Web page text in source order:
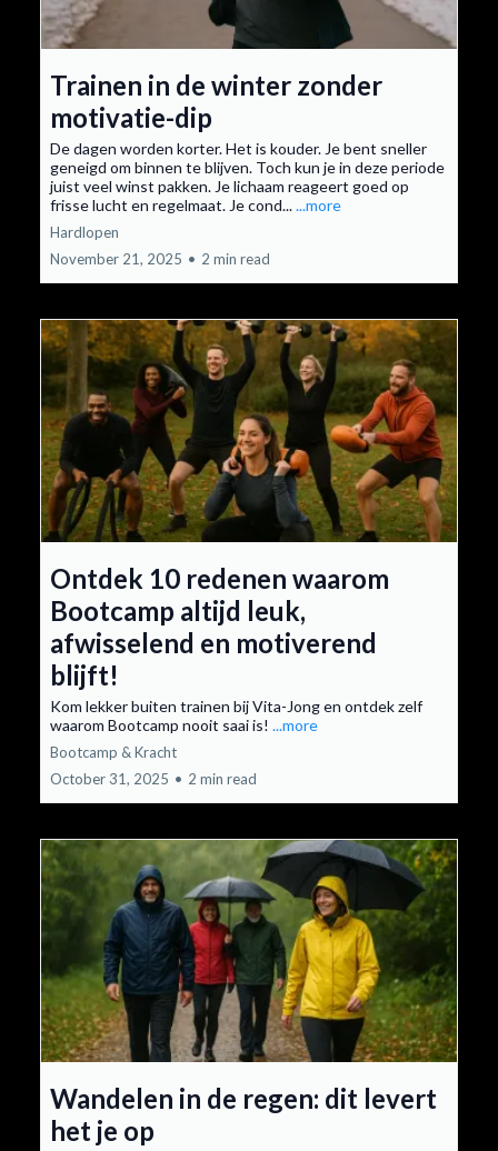
Trainen in de winter zonder
motivatie-dip
De dagen worden korter. Het is kouder. Je bent sneller
geneigd om binnen te blijven. Toch kun je in deze periode
juist veel winst pakken. Je lichaam reageert goed op
frisse lucht en regelmaat. Je cond......more
Hardlopen
November 21, 2025 • 2 min read
Ontdek 10 redenen waarom
Bootcamp altijd leuk,
afwisselend en motiverend
blijft!
Kom lekker buiten trainen bij Vita-Jong en ontdek zelf
waarom Bootcamp nooit saai is! ...more
Bootcamp & Kracht
October 31, 2025 • 2 min read
Wandelen in de regen: dit levert
het je op